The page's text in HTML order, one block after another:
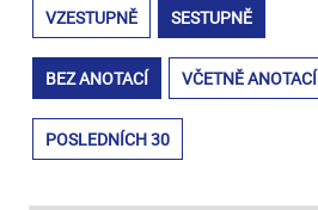
VZESTUPNĚ SESTUPNĚ
BEZ ANOTACÍ VČETNĚ ANOTACÍ
POSLEDNÍCH 30